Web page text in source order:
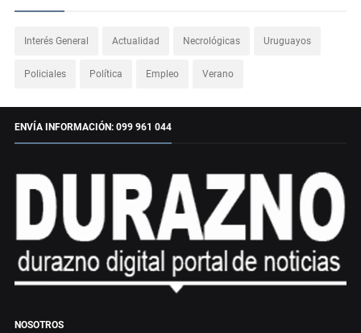
Interés General Actualidad Necrológicas Uruguayos
Policiales Política Empleo Verano
ENVÍA INFORMACIÓN: 099 961 044
NOSOTROS